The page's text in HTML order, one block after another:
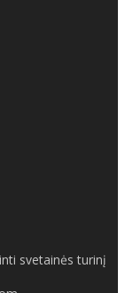
svetainės turinį